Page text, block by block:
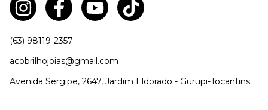
(63) 98119-2357
acobrilhojoias@gmail.com
Avenida Sergipe, 2647, Jardim Eldorado - Gurupi-Tocantins